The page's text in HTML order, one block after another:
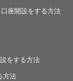
座開設をする方法
をする方法
方法